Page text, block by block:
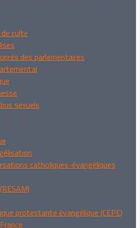
culte
des parlementaires
sexuels
catholiques-évangéliques
protestante évangélique (CEPE)